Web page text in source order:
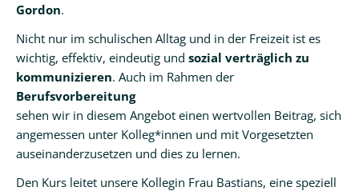
-
EMSA
Sprache
-
QuisS
Ganztag/AGs
-
Gordon.
Nicht nur im schulischen Alltag und in der Freizeit ist es
wichtig, effektiv, eindeutig und sozial verträglich zu
kommunizieren. Auch im Rahmen der
Berufsvorbereitung
sehen wir in diesem Angebot einen wertvollen Beitrag, sich
angemessen unter Kolleg*innen und mit Vorgesetzten
auseinanderzusetzen und dies zu lernen.
Den Kurs leitet unsere Kollegin Frau Bastians, eine speziell